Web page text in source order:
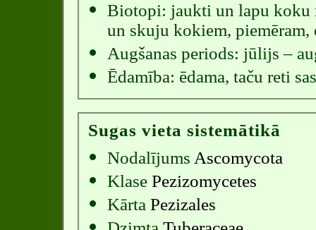
Biotopi: jaukti un lapu koku
un skuju kokiem, piemēram,
Augšanas periods: jūlijs –
Ēdamība: ēdama, taču reti
Sugas vieta sistemātikā
Nodalījums Ascomycota
Klase Pezizomycetes
Kārta Pezizales